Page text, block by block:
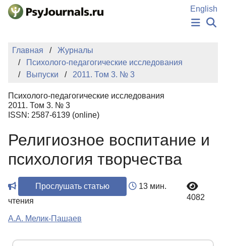
Перейти к основному содержанию
English
НОВОСТИ
АВТОРЫ
КЛЮЧЕВЫЕ СЛОВА
Регистрация
Главная
Журналы
Психолого-педагогические исследования
Выпуски
2011. Том 3. № 3
Психолого-педагогические исследования
2011. Том 3. № 3
ISSN: 2587-6139 (online)
Религиозное воспитание и
психология творчества
Прослушать статью
13 мин.
чтения
4082
А.А. Мелик-Пашаев